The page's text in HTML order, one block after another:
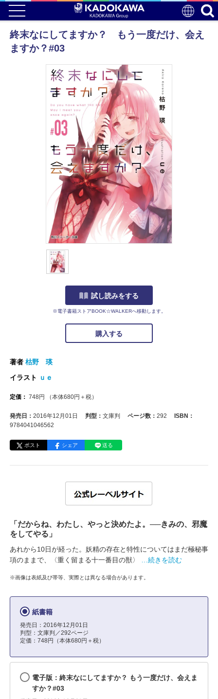
終末なにしてますか？ もう一度だけ、会え
ますか？#03
試し読みをする
※電子書籍ストアBOOK☆WALKERへ移動します。
購入する
著者 枯野 瑛
イラスト
ｕｅ
定価： 748円 （本体680円＋税）
発売日： 2016年12月01日 判型： 文庫判 ページ数： 292
ISBN：
9784041046562
ポスト シェア 送る
「だからね、わたし、やっと決めたよ。──きみの、邪魔
をしてやる」
あれから10日が経った。妖精の存在と特性についてはまだ極秘事
項のままで、〈重く留まる十一番目の獣〉
…続きを読む
※画像は表紙及び帯等、実際とは異なる場合があります。
紙書籍
発売日：2016年12月01日
判型：文庫判／292ページ
定価：748円（本体680円＋税）
電子版：終末なにしてますか？ もう一度だけ、会えま
すか？#03